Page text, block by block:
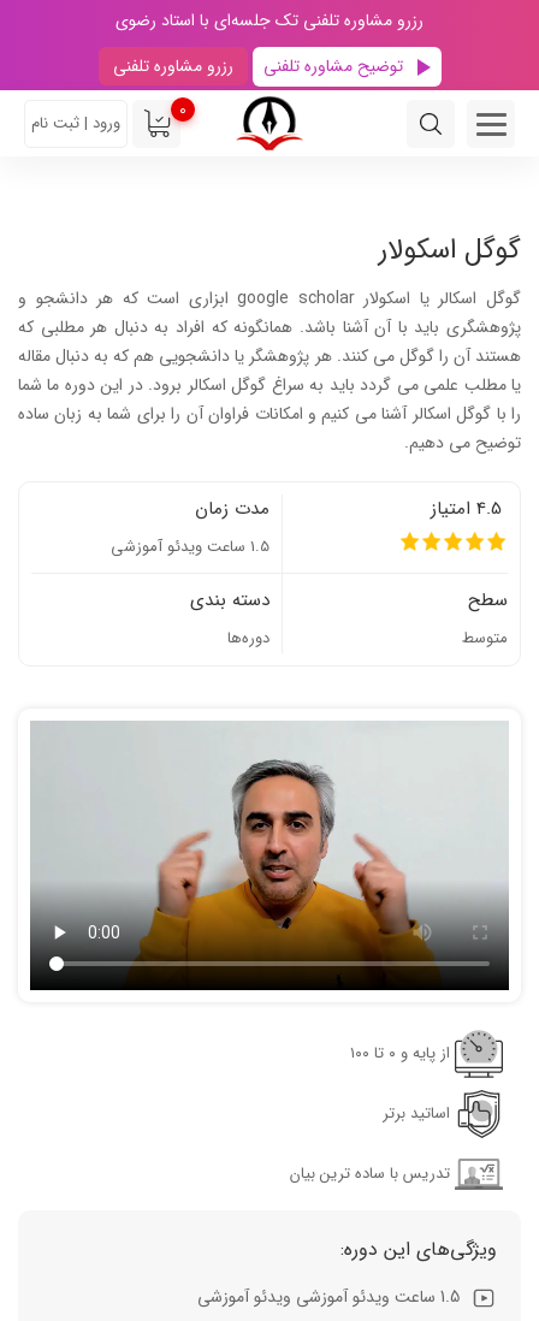
رزرو مشاوره تلفنی تک جلسه‌ای با استاد رضوی
توضیح مشاوره تلفنی
رزرو مشاوره تلفنی
0
ورود | ثبت نام
گوگل اسکولار
گوگل اسکالر یا اسکولار google scholar ابزاری است که هر دانشجو و
پژوهشگری باید با آن آشنا باشد. همانگونه که افراد به دنبال هر مطلبی که
هستند آن را گوگل می کنند. هر پژوهشگر یا دانشجویی هم که به دنبال مقاله
یا مطلب علمی می گردد باید به سراغ گوگل اسکالر برود. در این دوره ما شما
را با گوگل اسکالر آشنا می کنیم و امکانات فراوان آن را برای شما به زبان ساده
توضیح می دهیم.
مدت زمان
1.5 ساعت ویدئو آموزشی
سطح
متوسط
دسته بندی
دوره‌ها
از پایه و ٠ تا ١٠٠
اساتید برتر
تدریس با ساده ترین بیان
ویژگی‌های این دوره: